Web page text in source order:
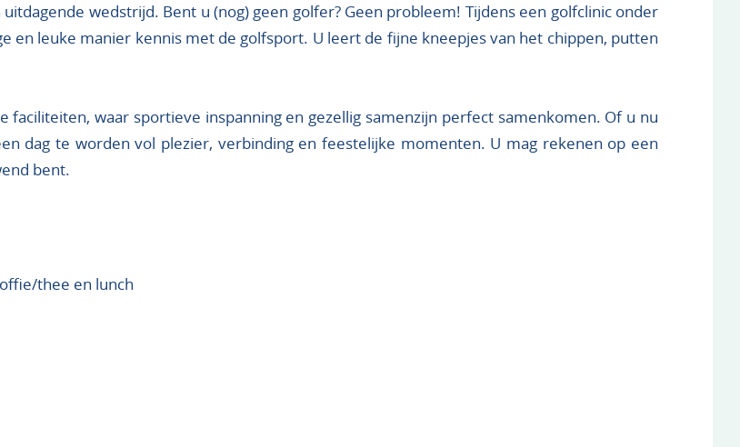
wedstrijd. Bent u (nog) geen golfer? Geen probleem! Tijdens een golfclinic onder
en leuke manier kennis met de golfsport. U leert de fijne kneepjes van het chippen, putten
faciliteiten, waar sportieve inspanning en gezellig samenzijn perfect samenkomen. Of u nu
dag te worden vol plezier, verbinding en feestelijke momenten. U mag rekenen op een
bent.
thee en lunch